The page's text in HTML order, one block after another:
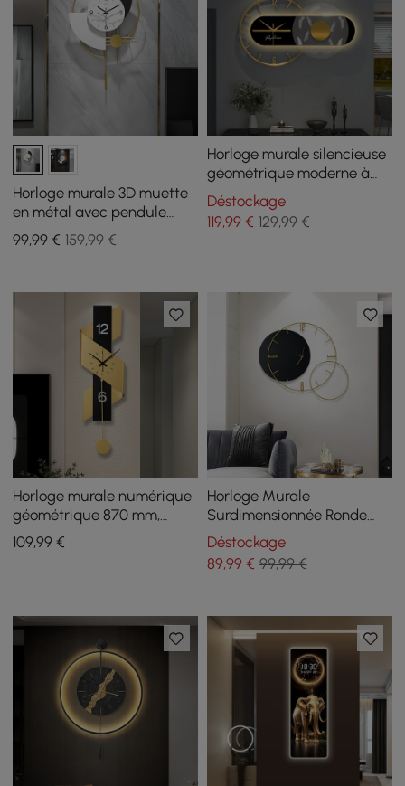
Horloge murale 3D muette
en métal avec pendule
doré, décoration ronde
moderne, art, salon,
99,99 € 159,99 €
Horloge murale silencieuse
géométrique moderne à
LED noire et dorée de 600
mm
Déstockage
119,99€ 129,99 €
Horloge murale numérique
géométrique 870 mm,
décoration murale
surdimensionnée moderne
109,99 €
Horloge Murale
Surdimensionnée Ronde
Moderne Noir
Déstockage
89,99€ 99,99 €